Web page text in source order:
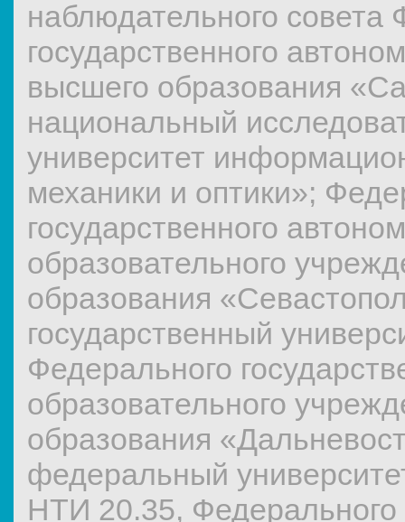
наблюдательного совета
государственного
высшего образования
национальный
университет
механики и оптики»;
государственного
образовательного
образования
государственный
Федерального
образовательного
образования
федеральный
НТИ 20.35, Федерального